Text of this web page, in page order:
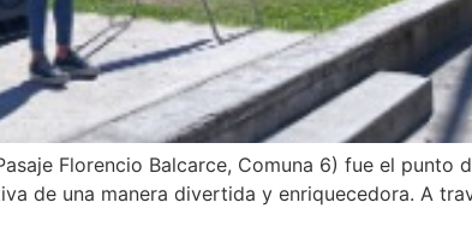
Florencio Balcarce, Comuna 6) fue el punto
de una manera divertida y enriquecedora. A